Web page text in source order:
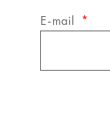
E-mail